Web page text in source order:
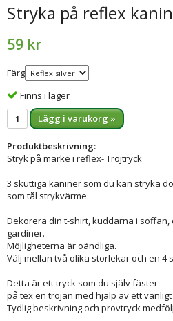
Stryka på reflex
59 kr
Färg
Finns i lager
Lägg i varukorg »
Produktbeskrivning:
Stryk på märke i reflex- Tröjtryck
3 skuttiga kaniner som du kan stryka
som tål strykvärme.
Dekorera din t-shirt, kuddarna i
gardiner.
Möjligheterna är oändliga.
Välj mellan två olika storlekar och en 4
Detta är ett tryck som du själv fäster
på tex en tröjan med hjälp av ett
Tydlig beskrivning och provtryck